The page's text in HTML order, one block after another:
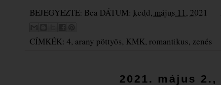
BEJEGYEZTE: Bea DÁTUM: kedd, május 11, 2021
CÍMKÉK: 4, arany pöttyös, KMK, romantikus, zenés
2021. május